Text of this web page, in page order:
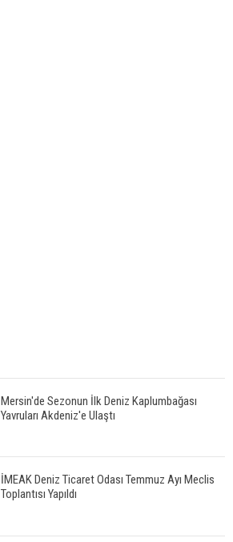
Mersin'de Sezonun İlk Deniz Kaplumbağası
Yavruları Akdeniz'e Ulaştı
İMEAK Deniz Ticaret Odası Temmuz Ayı Meclis
Toplantısı Yapıldı